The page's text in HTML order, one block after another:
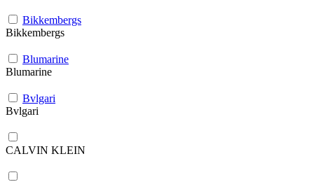
Bikkembergs
Bikkembergs
Blumarine
Blumarine
Bvlgari
Bvlgari
CALVIN KLEIN